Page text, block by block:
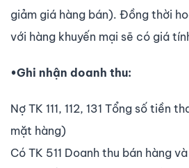
giảm giá hàng bán). Đồng thời
với hàng khuyến mại sẽ có giá
•Ghi nhận doanh thu:
Nợ TK 111, 112, 131 Tổng số tiền
mặt hàng)
Có TK 511 Doanh thu bán hàng